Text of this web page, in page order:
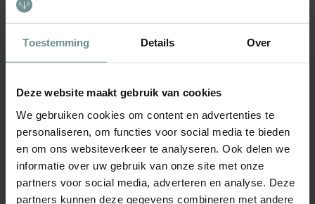
Toestemming Details Over
Deze website maakt gebruik van cookies
We gebruiken cookies om content en advertenties te
personaliseren, om functies voor social media te bieden
en om ons websiteverkeer te analyseren. Ook delen we
informatie over uw gebruik van onze site met onze
partners voor social media, adverteren en analyse. Deze
partners kunnen deze gegevens combineren met andere
Kletterpflanzen wie Tomaten, Gurken oder Melonen
Packung enthält 10 Klemmen aus hochwertigem
Kunststoff mit einem Metallring, die für festen Halt
durchdachten Bauweise lässt sich die Klemme leicht anbringen
und entfernen, sodass Sie im Garten flexibel arbeiten können.
Die Anwendung der Premium Pflanzenklemme ist einfach: Öffnen
Sie die Klemme, legen Sie die Pflanze zwischen Klemme und
Stütze und lassen Sie die Klemme wieder los, damit sie die
Pflanze sicher hält, ohne sie einzuengen. Die Klemmen eignen
sich sowohl für junge als auch für ausgewachsene Pflanzen.